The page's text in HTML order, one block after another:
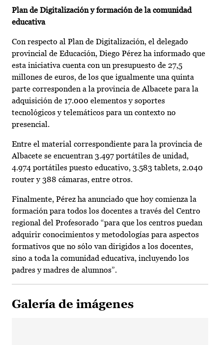
Plan de Digitalización y formación de la comunidad
educativa
Con respecto al Plan de Digitalización, el delegado
provincial de Educación, Diego Pérez ha informado que
esta iniciativa cuenta con un presupuesto de 27,5
millones de euros, de los que igualmente una quinta
parte corresponden a la provincia de Albacete para la
adquisición de 17.000 elementos y soportes
tecnológicos y telemáticos para un contexto no
presencial.
Entre el material correspondiente para la provincia de
Albacete se encuentran 3.497 portátiles de unidad,
4.974 portátiles puesto educativo, 3.583 tablets, 2.040
router y 388 cámaras, entre otros.
Finalmente, Pérez ha anunciado que hoy comienza la
formación para todos los docentes a través del Centro
regional del Profesorado “para que los centros puedan
adquirir conocimientos y metodologías para aspectos
formativos que no sólo van dirigidos a los docentes,
sino a toda la comunidad educativa, incluyendo los
padres y madres de alumnos”.
Galería de imágenes